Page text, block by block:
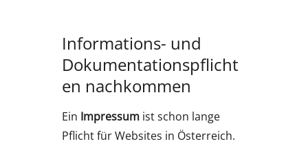
Informations- und
Dokumentationspflicht
en nachkommen
Ein Impressumist schon lange
Pflicht für Websites in Österreich.